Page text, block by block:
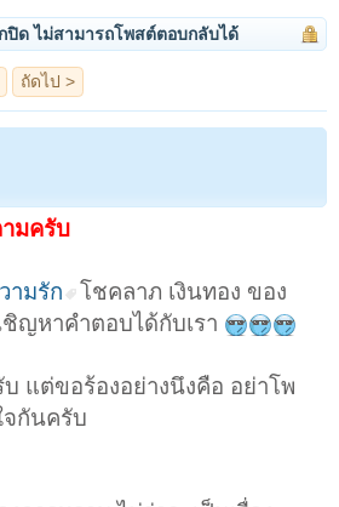
ปิด ไม่สามารถโพสต์ตอบกลับได้
มครับ
ามรัก
โชคลาภ เงินทอง ของ
ญหาคำตอบได้กับเรา
แต่ขอร้องอย่างนึงคือ อย่าโพ
จกันครับ